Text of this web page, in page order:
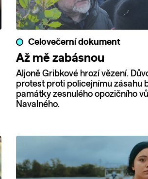
Celovečerní dokument
Až mě zabásnou
Aljoně Gribkové hrozí vězení.
protest proti policejnímu zásahu
památky zesnulého opozičního
Navalného.